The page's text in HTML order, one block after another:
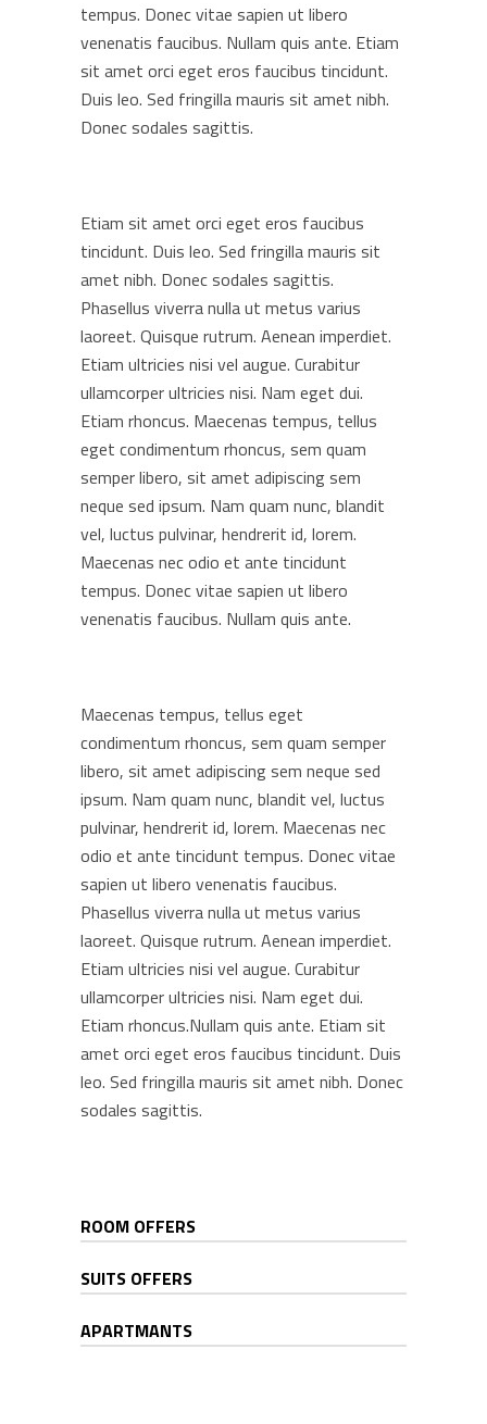
tempus. Donec vitae sapien ut libero
venenatis faucibus. Nullam quis ante. Etiam
sit amet orci eget eros faucibus tincidunt.
Duis leo. Sed fringilla mauris sit amet nibh.
Donec sodales sagittis.
Etiam sit amet orci eget eros faucibus
tincidunt. Duis leo. Sed fringilla mauris sit
amet nibh. Donec sodales sagittis.
Phasellus viverra nulla ut metus varius
laoreet. Quisque rutrum. Aenean imperdiet.
Etiam ultricies nisi vel augue. Curabitur
ullamcorper ultricies nisi. Nam eget dui.
Etiam rhoncus. Maecenas tempus, tellus
eget condimentum rhoncus, sem quam
semper libero, sit amet adipiscing sem
neque sed ipsum. Nam quam nunc, blandit
vel, luctus pulvinar, hendrerit id, lorem.
Maecenas nec odio et ante tincidunt
tempus. Donec vitae sapien ut libero
venenatis faucibus. Nullam quis ante.
Maecenas tempus, tellus eget
condimentum rhoncus, sem quam semper
libero, sit amet adipiscing sem neque sed
ipsum. Nam quam nunc, blandit vel, luctus
pulvinar, hendrerit id, lorem. Maecenas nec
odio et ante tincidunt tempus. Donec vitae
sapien ut libero venenatis faucibus.
Phasellus viverra nulla ut metus varius
laoreet. Quisque rutrum. Aenean imperdiet.
Etiam ultricies nisi vel augue. Curabitur
ullamcorper ultricies nisi. Nam eget dui.
Etiam rhoncus.Nullam quis ante. Etiam sit
amet orci eget eros faucibus tincidunt. Duis
leo. Sed fringilla mauris sit amet nibh. Donec
sodales sagittis.
ROOM OFFERS
SUITS OFFERS
APARTMANTS